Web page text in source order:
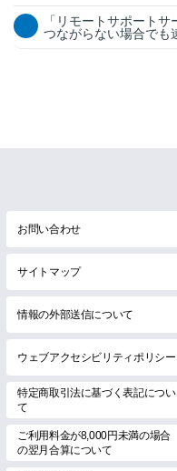
「リモートサポート
つながらない場合でも
お問い合わせ
サイトマップ
情報の外部送信について
ウェブアクセシビリティポリシー
特定商取引法に基づく表記につい
て
ご利用料金が8,000円未満の場合
の翌月合算について